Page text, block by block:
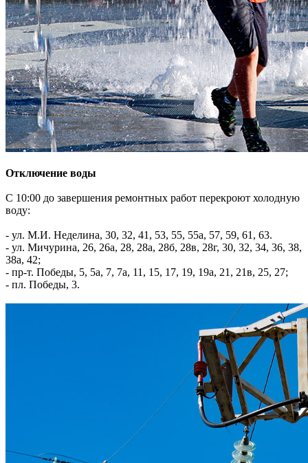
Отключение воды
С 10:00 до завершения ремонтных работ перекроют холодную
воду:
- ул. М.И. Неделина, 30, 32, 41, 53, 55, 55а, 57, 59, 61, 63.
- ул. Мичурина, 26, 26а, 28, 28а, 28б, 28в, 28г, 30, 32, 34, 36, 38,
38а, 42;
- пр-т. Победы, 5, 5а, 7, 7а, 11, 15, 17, 19, 19а, 21, 21в, 25, 27;
- пл. Победы, 3.